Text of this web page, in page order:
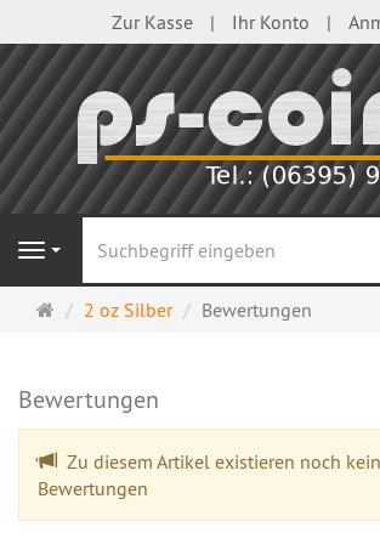
Zur Kasse Ihr Konto
Navigation
Startseite
2 oz Silber Bewertungen
Bewertungen
Zu diesem Artikel existieren noch
Bewertungen